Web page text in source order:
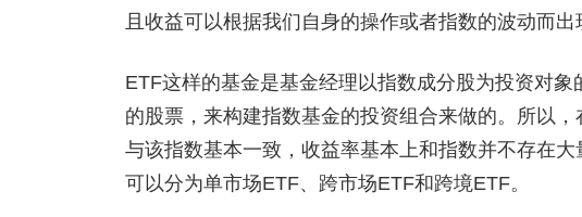
且收益可以根据我们自身的操作或者指数的波动而
ETF这样的基金是基金经理以指数成分股为投资对
的股票，来构建指数基金的投资组合来做的。所以
与该指数基本一致，收益率基本上和指数并不存在
可以分为单市场ETF、跨市场ETF和跨境ETF。